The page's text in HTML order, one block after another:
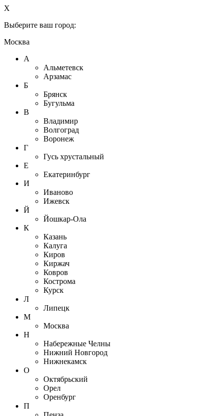
X
Выберите ваш город:
Москва
А
Альметевск
Арзамас
Б
Брянск
Бугульма
В
Владимир
Волгоград
Воронеж
Г
Гусь хрустальный
Е
Екатеринбург
И
Иваново
Ижевск
Й
Йошкар-Ола
К
Казань
Калуга
Киров
Киржач
Ковров
Кострома
Курск
Л
Липецк
М
Москва
Н
Набережные Челны
Нижний Новгород
Нижнекамск
О
Октябрьский
Орел
Оренбург
П